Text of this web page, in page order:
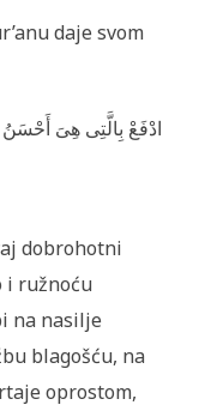
daje svom
ادْفَعْ بِالَّتِى هِىَ أَحْسَنُ
dobrohotni
i ružnoću
na nasilje
blagošću, na
oprostom,